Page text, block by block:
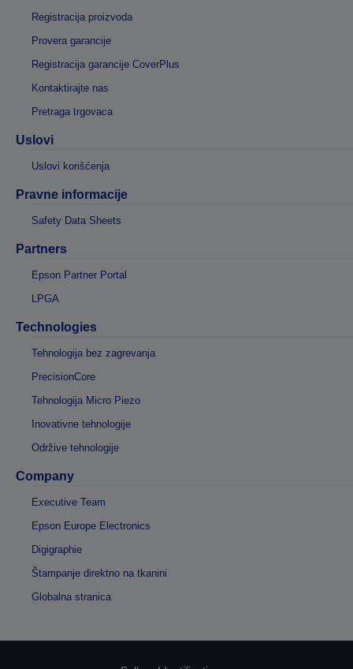
Registracija proizvoda
Provera garancije
Registracija garancije CoverPlus
Kontaktirajte nas
Pretraga trgovaca
Uslovi
Uslovi korišćenja
Pravne informacije
Safety Data Sheets
Partners
Epson Partner Portal
LPGA
Technologies
Tehnologija bez zagrevanja
PrecisionCore
Tehnologija Micro Piezo
Inovativne tehnologije
Održive tehnologije
Company
Executive Team
Epson Europe Electronics
Digigraphie
Štampanje direktno na tkanini
Globalna stranica